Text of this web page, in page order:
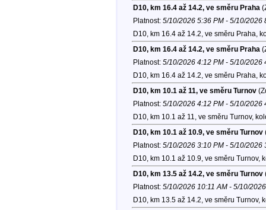
D10, km 16.4 až 14.2, ve směru Praha
Platnost: 5/10/2026 5:36 PM - 5/10/2026
D10, km 16.4 až 14.2, ve směru Praha,
D10, km 16.4 až 14.2, ve směru Praha
Platnost: 5/10/2026 4:12 PM - 5/10/2026
D10, km 16.4 až 14.2, ve směru Praha,
D10, km 10.1 až 11, ve směru Turnov
Platnost: 5/10/2026 4:12 PM - 5/10/2026
D10, km 10.1 až 11, ve směru Turnov,
D10, km 10.1 až 10.9, ve směru Turnov
Platnost: 5/10/2026 3:10 PM - 5/10/2026
D10, km 10.1 až 10.9, ve směru Turnov,
D10, km 13.5 až 14.2, ve směru Turnov
Platnost: 5/10/2026 10:11 AM - 5/10/
D10, km 13.5 až 14.2, ve směru Turnov,